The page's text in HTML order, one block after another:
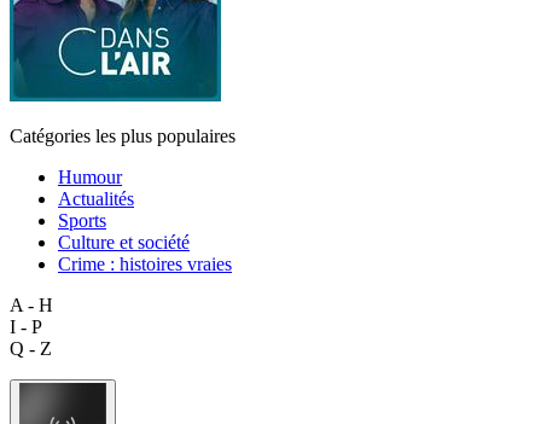
Catégories les plus populaires
Humour
Actualités
Sports
Culture et société
Crime : histoires vraies
A - H
I - P
Q - Z